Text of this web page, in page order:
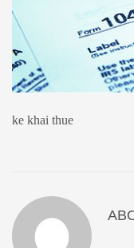
ke khai thue